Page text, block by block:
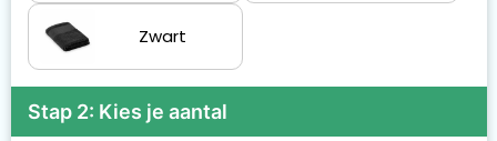
Zwart
Stap 2: Kies je aantal